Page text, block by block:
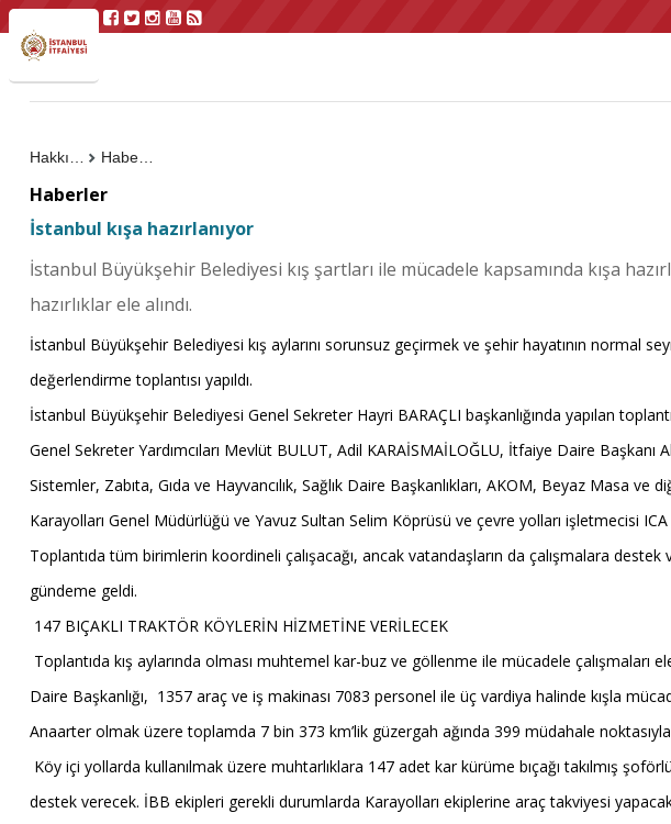
Haberler
Haberler
İstanbul kışa hazırlanıyor
İstanbul Büyükşehir Belediyesi kış şartları ile mücadele kapsamında kışa
hazırlıklar ele alındı.
İstanbul Büyükşehir Belediyesi kış aylarını sorunsuz geçirmek ve şehir hayatının normal
değerlendirme toplantısı yapıldı.
İstanbul Büyükşehir Belediyesi Genel Sekreter Hayri BARAÇLI başkanlığında yapılan
Genel Sekreter Yardımcıları Mevlüt BULUT, Adil KARAİSMAİLOĞLU, İtfaiye Daire
Sistemler, Zabıta, Gıda ve Hayvancılık, Sağlık Daire Başkanlıkları, AKOM, Beyaz Masa
Karayolları Genel Müdürlüğü ve Yavuz Sultan Selim Köprüsü ve çevre yolları işletmecisi
Toplantıda tüm birimlerin koordineli çalışacağı, ancak vatandaşların da çalışmalara destek
gündeme geldi.
147 BIÇAKLI TRAKTÖR KÖYLERİN HİZMETİNE VERİLECEK
Toplantıda kış aylarında olması muhtemel kar-buz ve göllenme ile mücadele çalışmaları
Daire Başkanlığı, 1357 araç ve iş makinası 7083 personel ile üç vardiya halinde kışla
Anaarter olmak üzere toplamda 7 bin 373 km’lik güzergah ağında 399 müdahale
Köy içi yollarda kullanılmak üzere muhtarlıklara 147 adet kar kürüme bıçağı takılmış
destek verecek. İBB ekipleri gerekli durumlarda Karayolları ekiplerine araç takviyesi